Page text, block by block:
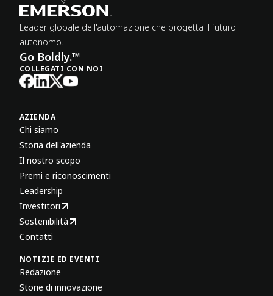
Leader globale dell'automazione che progetta il futuro
autonomo.
Go Boldly.™
COLLEGATI CON NOI
AZIENDA
Chi siamo
Storia dell'azienda
Il nostro scopo
Premi e riconoscimenti
Leadership
Investitori
Sostenibilità
Contatti
NOTIZIE ED EVENTI
Redazione
Storie di innovazione